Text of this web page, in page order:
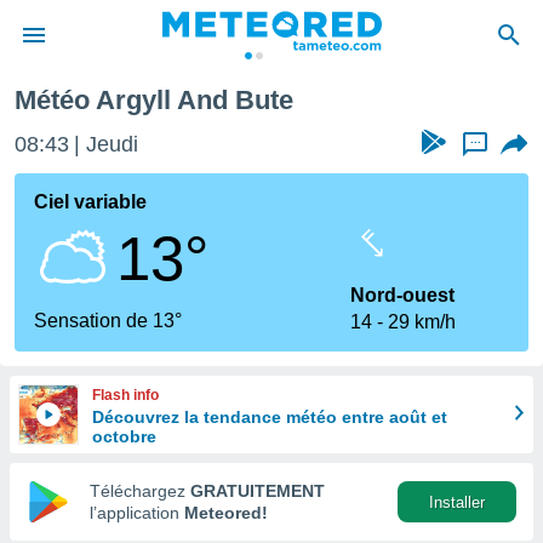
de
en
Météo Argyll And Bute
08:43 Jeudi ...
Ciel variable
13°
Sensation de 13°
Nord-ouest
14
29 km/h
Flash info
Découvrez la tendance météo entre août et
octobre
Téléchargez GRATUITEMENT
l’application Meteored!
Installer